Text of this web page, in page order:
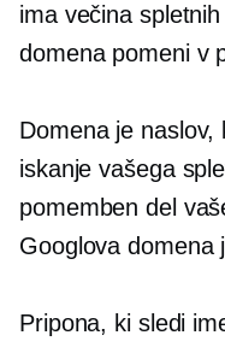
ima večina
domena pomeni v
Domena je naslov,
iskanje vašega
pomemben del
Googlova domena
Pripona, ki sledi